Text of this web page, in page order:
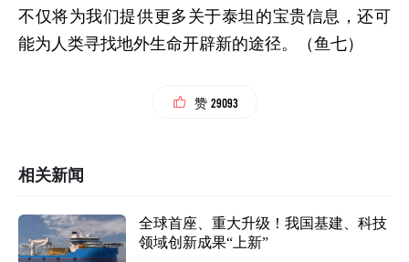
不仅将为我们提供更多关于泰坦的宝贵信息，还可
能为人类寻找地外生命开辟新的途径。（鱼七）
赞 29093
相关新闻
全球首座、重大升级！我国基建、科技
领域创新成果“上新”